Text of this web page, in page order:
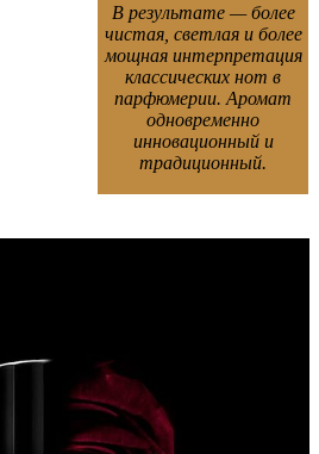
В результате — более
чистая, светлая и более
мощная интерпретация
классических нот в
парфюмерии. Аромат
одновременно
инновационный и
традиционный.